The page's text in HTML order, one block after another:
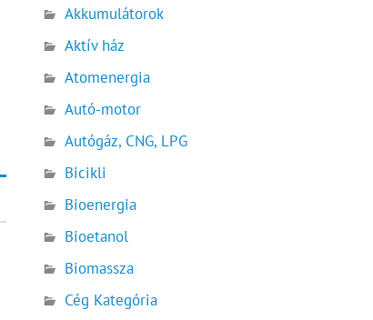
Akkumulátorok
Aktív ház
Atomenergia
Autó-motor
Autógáz, CNG, LPG
Bicikli
Bioenergia
Bioetanol
Biomassza
Cég Kategória